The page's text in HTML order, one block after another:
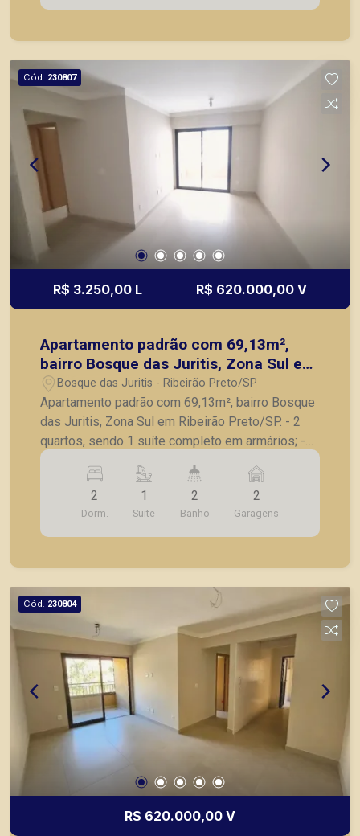
apartamentos próximos a mercados, farmácias,
Cód. 230807
R$ 3.250,00 L R$ 620.000,00 V
Apartamento padrão com 69,13m²,
bairro Bosque das Juritis, Zona Sul em
Ribeirão Preto/SP.
Bosque das Juritis - Ribeirão Preto/SP
Apartamento padrão com 69,13m², bairro Bosque
das Juritis, Zona Sul em Ribeirão Preto/SP. - 2
quartos, sendo 1 suíte completo em armários; -
Banheiro social; - Sala para 2 ambientes; -
Sacada; - Cozinha planejada; - Lavanderia; - 2
vagas de garagem. Também temos imóveis no
Jardim Olhos d´Água, Nova Aliança, Jardim Irajá,
Bosque das Juritis, casas e apartamentos
2
Dorm.
1
Suite
2
Banho
2
Garagens
Cód. 230804
R$ 620.000,00 V